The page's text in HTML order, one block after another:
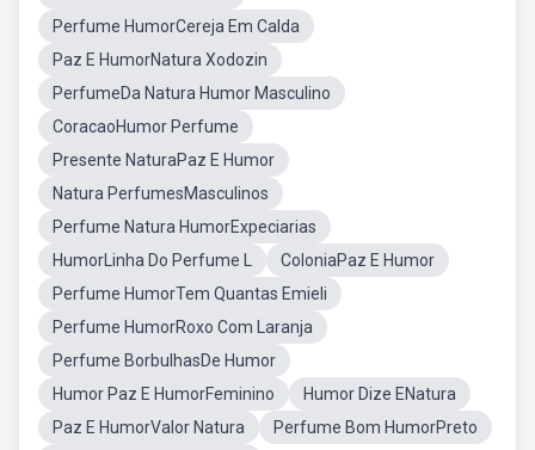
Perfume HumorCereja Em Calda
Paz E HumorNatura Xodozin
PerfumeDa Natura Humor Masculino
CoracaoHumor Perfume
Presente NaturaPaz E Humor
Natura PerfumesMasculinos
Perfume Natura HumorExpeciarias
HumorLinha Do Perfume L
ColoniaPaz E Humor
Perfume HumorTem Quantas Emieli
Perfume HumorRoxo Com Laranja
Perfume BorbulhasDe Humor
Humor Paz E HumorFeminino
Humor Dize ENatura
Paz E HumorValor Natura
Perfume Bom HumorPreto